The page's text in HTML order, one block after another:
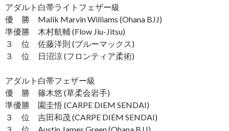
アダルト白帯ライトフェザー級
優 勝 Malik Marvin Williams (Ohana BJJ)
準優勝 木村航輔 (Flow Jiu-Jitsu)
３ 位 佐藤洋則 (ブルーマックス)
３ 位 日沼涼 (フロンティア柔術)
アダルト白帯フェザー級
優 勝 篠木悠 (草柔会岩手)
準優勝 園圭悟 (CARPE DIEM SENDAI)
３ 位 吉田和茂 (CARPE DIEM SENDAI)